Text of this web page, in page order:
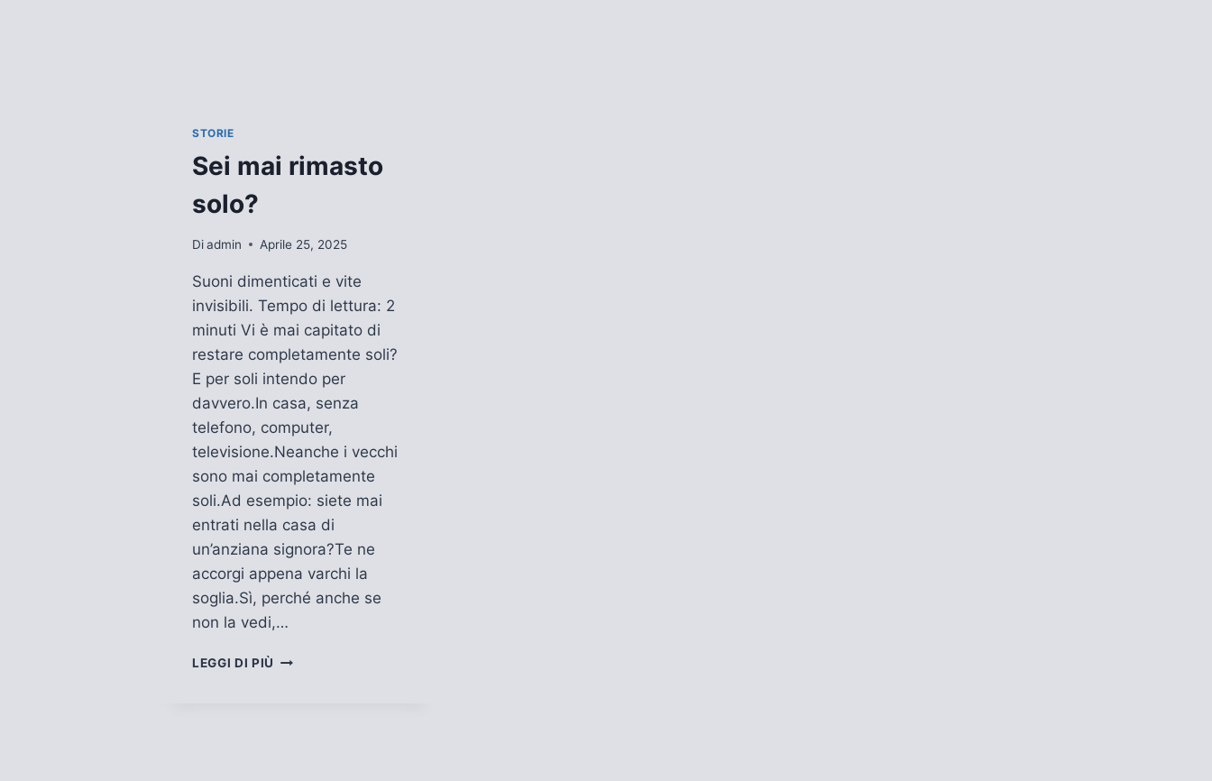
STORIE
Sei mai rimasto
solo?
Diadmin Aprile 25, 2025
Suoni dimenticati e vite
invisibili. Tempo di lettura: 2
minuti Vi è mai capitato di
restare completamente soli?
E per soli intendo per
davvero.In casa, senza
telefono, computer,
televisione.Neanche i vecchi
sono mai completamente
soli.Ad esempio: siete mai
entrati nella casa di
un’anziana signora?Te ne
accorgi appena varchi la
soglia.Sì, perché anche se
non la vedi,…
LEGGI DI PIÙ SEI